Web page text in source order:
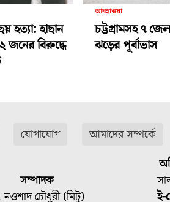
হত্যা: হাছান
বিরুদ্ধে
আবহাওয়া
চট্টগ্রামসহ ৭
ঝড়ের পূর্বাভাস
যোগাযোগ আমাদের সম্পর্কে
সম্পাদক
চৌধুরী (মিটু)
ই-